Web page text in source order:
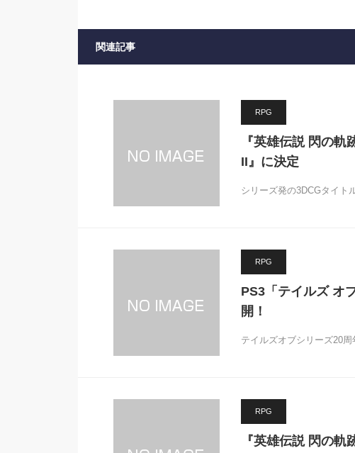
関連記事
RPG
『英雄伝説 閃の
II』に決定
シリーズ発の3DCGタイ
RPG
PS3「テイルズ オ
開！
テイルズオブシリーズ20
RPG
『英雄伝説 閃の